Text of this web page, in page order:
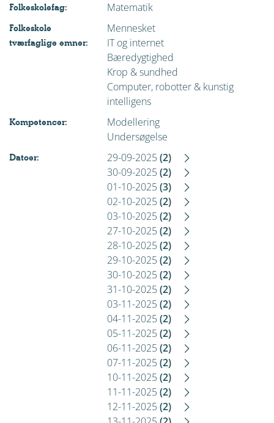
Folkeskolefag: Matematik
Folkeskole
tværfaglige emner:
Mennesket
IT og internet
Bæredygtighed
Krop & sundhed
Computer, robotter & kunstig
intelligens
Kompetencer:
Modellering
Undersøgelse
Datoer: 29-09-2025(2)
30-09-2025(2)
01-10-2025(3)
02-10-2025(2)
03-10-2025(2)
27-10-2025(2)
28-10-2025(2)
29-10-2025(2)
30-10-2025(2)
31-10-2025(2)
03-11-2025(2)
04-11-2025(2)
05-11-2025(2)
06-11-2025(2)
07-11-2025(2)
10-11-2025(2)
11-11-2025(2)
12-11-2025(2)